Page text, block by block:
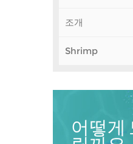
조개
Shrimp
어떻게